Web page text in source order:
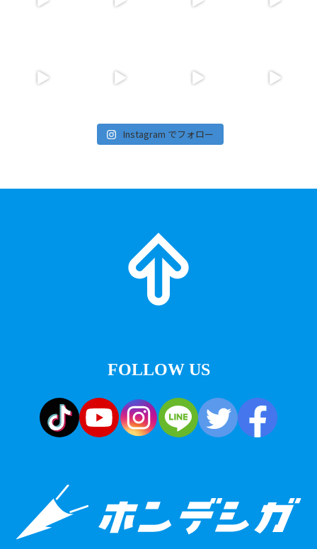
Instagram でフォロー
FOLLOW US